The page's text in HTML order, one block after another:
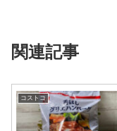
関連記事
コストコ